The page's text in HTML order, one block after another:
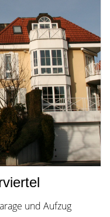
und Aufzug